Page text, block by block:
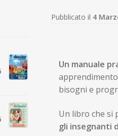
Pubblicato il 4
Un manuale
bisogni e
Un libro che si
gli insegnanti